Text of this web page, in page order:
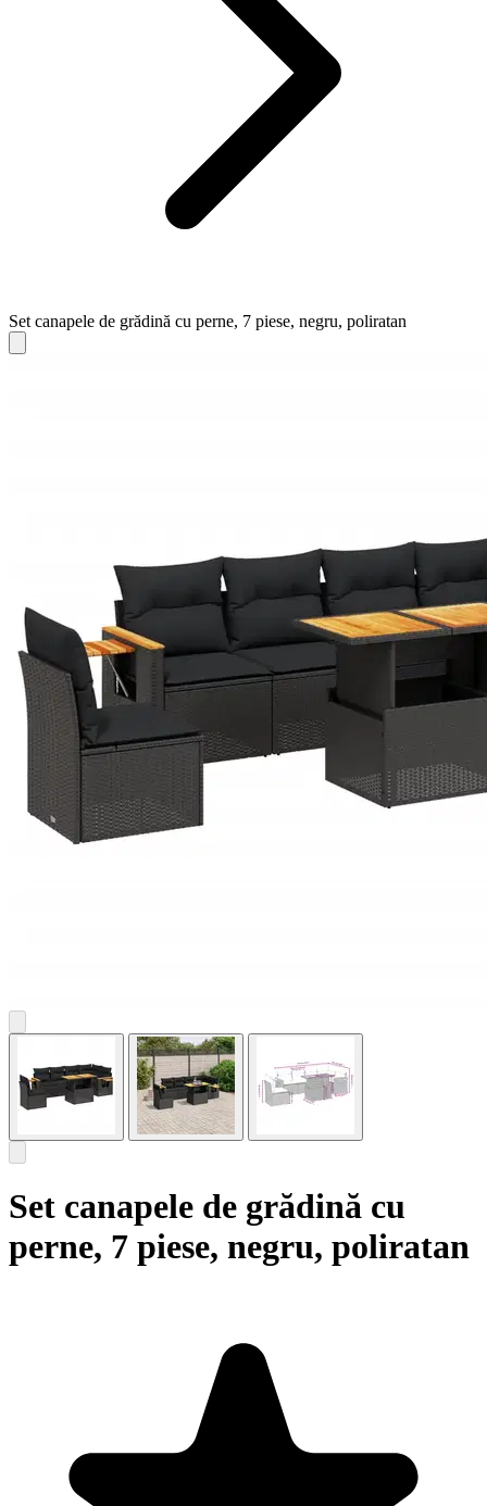
Set canapele de grădină cu perne, 7 piese, negru, poliratan
Set canapele de grădină cu
perne, 7 piese, negru, poliratan